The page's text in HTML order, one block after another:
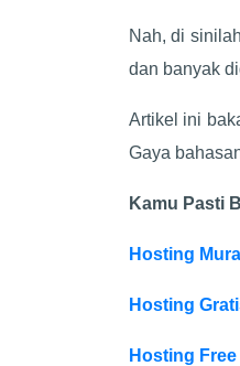
Nah, di
dan banyak
Artikel ini
Gaya
Kamu Pasti
Hosting
Hosting
Hosting